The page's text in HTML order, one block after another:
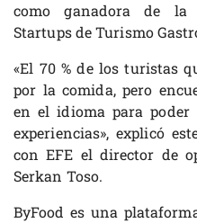
como ganadora de la
Startups de Turismo
«El 70 % de los turistas
por la comida, pero
en el idioma para poder
experiencias», explicó
con EFE el director de
Serkan Toso.
ByFood es una